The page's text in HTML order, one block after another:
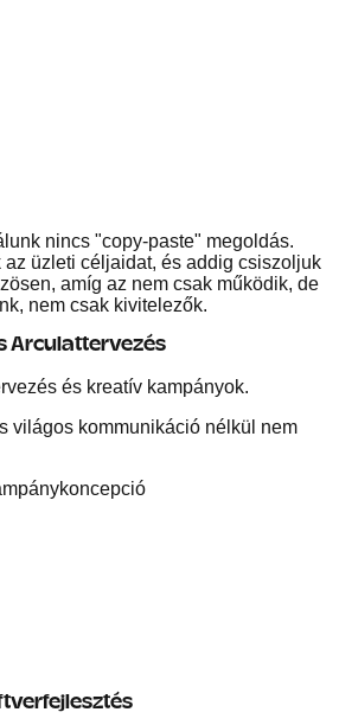
nincs "copy-paste" megoldás.
az üzleti céljaidat, és addig csiszoljuk
amíg az nem csak működik, de
nem csak kivitelezők.
Arculattervezés
és kreatív kampányok.
világos kommunikáció nélkül nem